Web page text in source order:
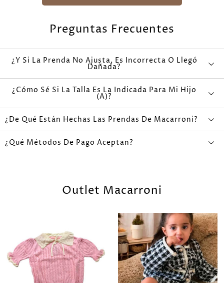
Preguntas Frecuentes
¿Y Si La Prenda No Ajusta, Es Incorrecta O Llegó
Dañada?
¿Cómo Sé Si La Talla Es La Indicada Para Mi Hijo
(a)?
¿De Qué Están Hechas Las Prendas De Macarroni?
¿Qué Métodos De Pago Aceptan?
Outlet Macarroni